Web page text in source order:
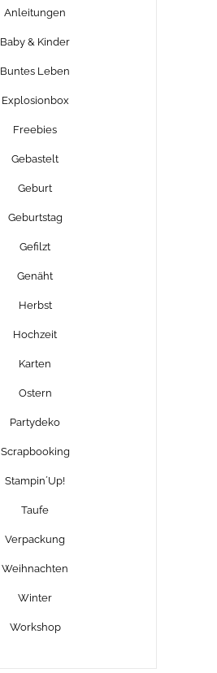
Anleitungen
Baby & Kinder
Buntes Leben
Explosionbox
Freebies
Gebastelt
Geburt
Geburtstag
Gefilzt
Genäht
Herbst
Hochzeit
Karten
Ostern
Partydeko
Scrapbooking
Stampin´Up!
Taufe
Verpackung
Weihnachten
Winter
Workshop